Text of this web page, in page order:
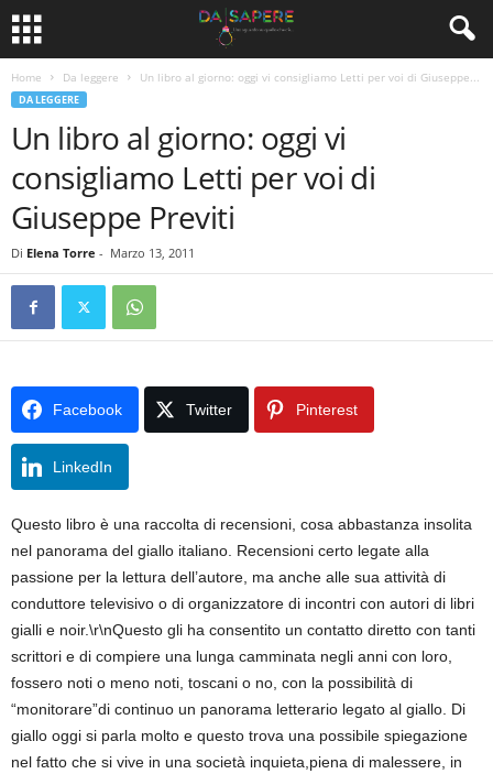
Home Da leggere Un libro al giorno: oggi vi consigliamo Letti per voi di Giuseppe...
DA LEGGERE
Un libro al giorno: oggi vi
consigliamo Letti per voi di
Giuseppe Previti
Di Elena Torre - Marzo 13, 2011
Facebook Twitter Pinterest
LinkedIn
Questo libro è una raccolta di recensioni, cosa abbastanza insolita
nel panorama del giallo italiano. Recensioni certo legate alla
passione per la lettura dell’autore, ma anche alle sua attività di
conduttore televisivo o di organizzatore di incontri con autori di libri
gialli e noir.\r\nQuesto gli ha consentito un contatto diretto con tanti
scrittori e di compiere una lunga camminata negli anni con loro,
fossero noti o meno noti, toscani o no, con la possibilità di
“monitorare”di continuo un panorama letterario legato al giallo. Di
giallo oggi si parla molto e questo trova una possibile spiegazione
nel fatto che si vive in una società inquieta,piena di malessere, in